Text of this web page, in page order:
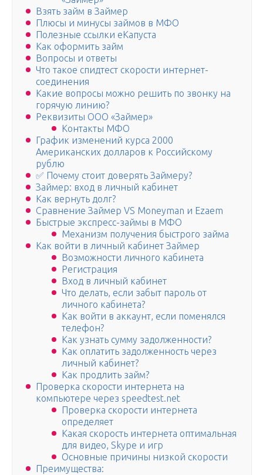
Взять займ в Займер
Плюсы и минусы займов в МФО
Полезные ссылки еКапуста
Как оформить займ
Вопросы и ответы
Что такое спидтест скорости интернет-
соединения
Какие вопросы можно решить по звонку на
горячую линию?
Реквизиты ООО «Займер»
Контакты МФО
График изменений курса 2000
Американских долларов к Российскому
рублю
✅ Почему стоит доверять Займеру?
Займер: вход в личный кабинет
Как вернуть долг?
Сравнение Займер VS Moneyman и Ezaem
Быстрые экспресс-займы в МФО
Механизм получения быстрого займа
Как войти в личный кабинет Займер
Возможности личного кабинета
Регистрация
Вход в личный кабинет
Что делать, если забыт пароль от
личного кабинета?
Как войти в аккаунт, если поменялся
телефон?
Как узнать сумму задолженности?
Как оплатить задолженность через
личный кабинет?
Как продлить займ?
Проверка скорости интернета на
компьютере через speedtest.net
Проверка скорости интернета
определяет
Какая скорость интернета оптимальная
для видео, Skype и игр
Основные причины низкой скорости
Преимущества: